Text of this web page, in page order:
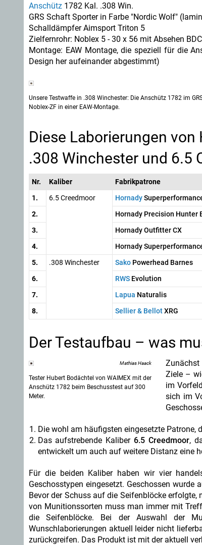
Anschütz 1782 Kal. .308 Win.
GRS Schaft Sporter in Farbe "Nordic Wolf"
Schalldämpfer Aimsport Triton 5
Zielfernrohr: Noblex 5 - 30 x 56 mit Absehen BDC
Montage: EAW Montage, die speziell für die
Design her aufeinander abgestimmt)
Unsere Testwaffe in .308 Winchester: Die Anschütz 1782 im
Noblex-ZF in einer EAW-Montage.
Diese Laborierungen von
.308 Winchester und 6.5
Nr. Kaliber Fabrikpatrone
1.
6.5 Creedmoor Hornady
2.
Hornady Precision Hunter
3.
Hornady Outfitter CX
4.
Hornady
5.
.308 Winchester Sako Powerhead Barnes
6.
RWS Evolution
7.
Lapua Naturalis
8.
Sellier & BellotXRG
Der Testaufbau – was
Mathias Haack
Tester Hubert Bodächtel von WAIMEX mit der
Anschütz 1782 beim Beschusstest auf 300
Meter.
Ziele –
im
sich im
Die wohl am häufigsten eingesetzte Patrone,
Das aufstrebende Kaliber 6.5 Creedmoor,
entwickelt um auch auf weitere Distanz eine
Für die beiden Kaliber haben wir vier
Geschosstypen eingesetzt. Geschossen wurde
Bevor der Schuss auf die Seifenblöcke
von Munitionssorten muss man immer mit
die Seifenblöcke. Bei der Auswahl der
Wunschlaborierungen aktuell leider nicht
zurückgreifen. Das Produkt ist mit der aktuell